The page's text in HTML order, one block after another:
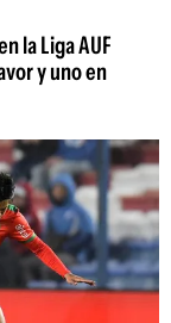
la Liga AUF
y uno en